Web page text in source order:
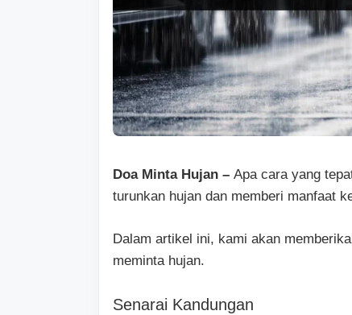
Doa Minta Hujan – Apa cara yang
turunkan hujan dan memberi manfaat
Dalam artikel ini, kami akan
meminta hujan.
Senarai Kandungan